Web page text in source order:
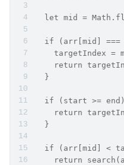
let mid =
if (arr[mid] ===
targetIndex =
return
  }
if (start >=
return
  }
if (arr[mid] <
return